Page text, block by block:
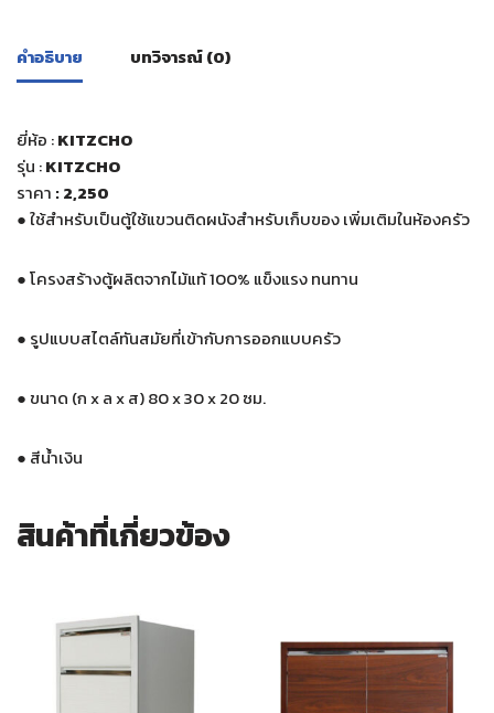
คำอธิบาย บทวิจารณ์ (0)
ยี่ห้อ :KITZCHO
รุ่น :KITZCHO
ราคา : 2,250
●ใช้สำหรับเป็นตู้ใช้แขวนติดผนังสำหรับเก็บของ เพิ่มเติมในห้องครัว
●โครงสร้างตู้ผลิตจากไม้แท้ 100% แข็งแรง ทนทาน
● รูปแบบสไตล์ทันสมัยที่เข้ากับการออกแบบครัว
● ขนาด (ก x ล x ส) 80 x 30 x 20 ซม.
● สีน้ำเงิน
สินค้าที่เกี่ยวข้อง